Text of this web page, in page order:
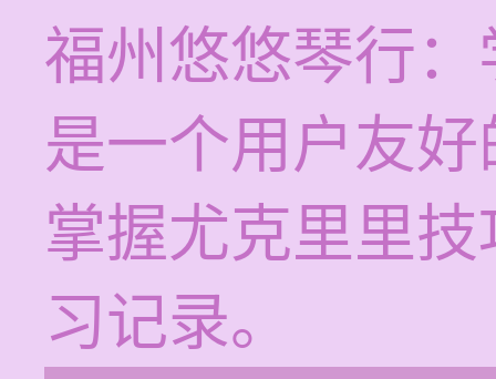
福州悠悠琴行：
是一个用户友
掌握尤克里里
习记录。